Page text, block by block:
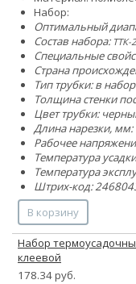
Набор:
Оптимальный
Состав набора: ТТК-
Специальные
Страна
Тип трубки: в
Толщина стенки
Цвет трубки:
Длина нарезки, мм:
Рабочее
Температура
Температура
Штрих-код:
В корзину
Набор
клеевой
178.34 руб.